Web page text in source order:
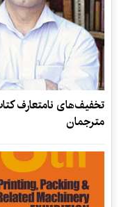
تخفیف‌های نامتعارف
مترجمان